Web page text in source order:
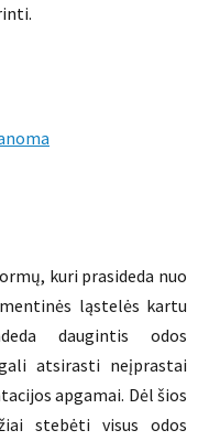
kuri prasideda nuo
ląstelės kartu
daugintis odos
atsirasti neįprastai
apgamai. Dėl šios
stebėti visus odos